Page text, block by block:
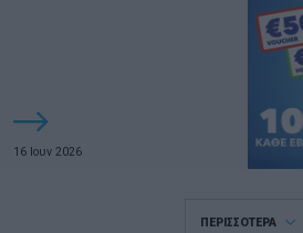
16 Ιουν 2026
ΠΕΡΙΣΣΟΤΕΡΑ